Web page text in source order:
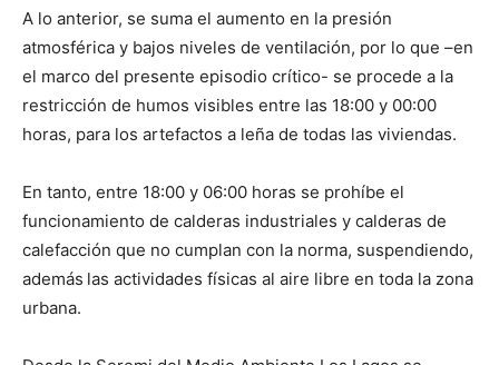
A lo anterior, se suma el aumento en la presión
atmosférica y bajos niveles de ventilación, por lo que –en
el marco del presente episodio crítico- se procede a la
restricción de humos visibles entre las 18:00 y 00:00
horas, para los artefactos a leña de todas las viviendas.
En tanto, entre 18:00 y 06:00 horas se prohíbe el
funcionamiento de calderas industriales y calderas de
calefacción que no cumplan con la norma, suspendiendo,
además las actividades físicas al aire libre en toda la zona
urbana.